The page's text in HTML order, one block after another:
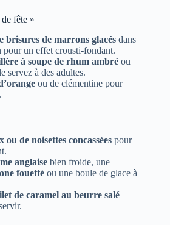
fête »
brisures de marrons glacés dans
pour un effet crousti-fondant.
à soupe de rhum ambré ou
servez à des adultes.
ou de clémentine pour
ou de noisettes concassées pour
anglaise bien froide, une
fouetté ou une boule de glace à
de caramel au beurre salé